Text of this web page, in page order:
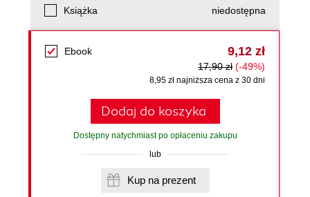
Książka niedostępna
Ebook 9,12 zł
17,90 zł (-49%)
8,95 zł najniższa cena z 30 dni
Dodaj do koszyka
Dostępny natychmiast po opłaceniu zakupu
lub
Kup na prezent